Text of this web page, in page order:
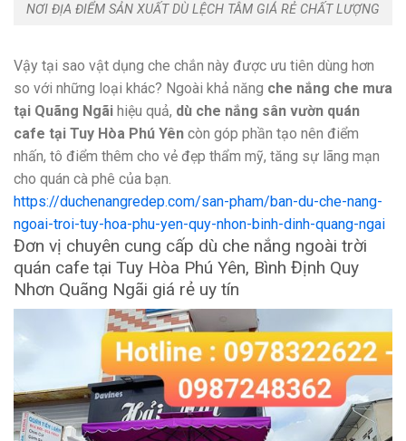
NƠI ĐỊA ĐIỂM SẢN XUẤT DÙ LỆCH TÂM GIÁ RẺ CHẤT LƯỢNG
Vậy tại sao vật dụng che chắn này được ưu tiên dùng hơn
so với những loại khác? Ngoài khả năng che nắng che mưa
tại Quãng Ngãi hiệu quả, dù che nắng sân vườn quán
cafe tại Tuy Hòa Phú Yên còn góp phần tạo nên điểm
nhấn, tô điểm thêm cho vẻ đẹp thẩm mỹ, tăng sự lãng mạn
cho quán cà phê của bạn.
https://duchenangredep.com/san-pham/ban-du-che-nang-
ngoai-troi-tuy-hoa-phu-yen-quy-nhon-binh-dinh-quang-ngai
Đơn vị chuyên cung cấp dù che nắng ngoài trời
quán cafe tại Tuy Hòa Phú Yên, Bình Định Quy
Nhơn Quãng Ngãi giá rẻ uy tín